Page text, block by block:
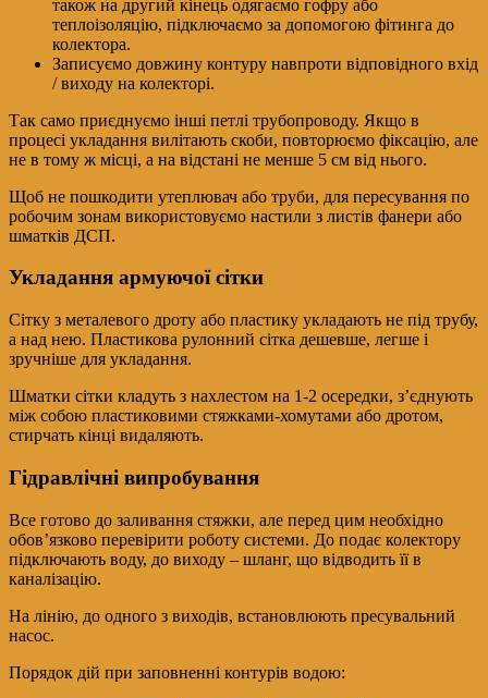
також на другий кінець одягаємо гофру або
теплоізоляцію, підключаємо за допомогою фітинга до
колектора.
Записуємо довжину контуру навпроти відповідного вхід
/ виходу на колекторі.
Так само приєднуємо інші петлі трубопроводу. Якщо в
процесі укладання вилітають скоби, повторюємо фіксацію, але
не в тому ж місці, а на відстані не менше 5 см від нього.
Щоб не пошкодити утеплювач або труби, для пересування по
робочим зонам використовуємо настили з листів фанери або
шматків ДСП.
Укладання армуючої сітки
Сітку з металевого дроту або пластику укладають не під трубу,
а над нею. Пластикова рулонний сітка дешевше, легше і
зручніше для укладання.
Шматки сітки кладуть з нахлестом на 1-2 осередки, з’єднують
між собою пластиковими стяжками-хомутами або дротом,
стирчать кінці видаляють.
Гідравлічні випробування
Все готово до заливання стяжки, але перед цим необхідно
обов’язково перевірити роботу системи. До подає колектору
підключають воду, до виходу – шланг, що відводить її в
каналізацію.
На лінію, до одного з виходів, встановлюють пресувальний
насос.
Порядок дій при заповненні контурів водою: